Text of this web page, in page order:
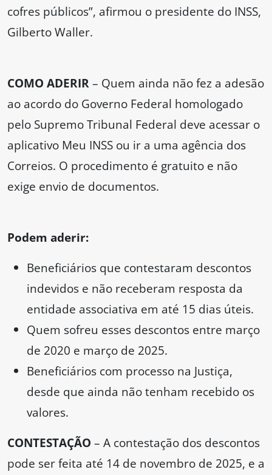
cofres públicos”, afirmou o presidente do INSS,
Gilberto Waller.
COMO ADERIR– Quem ainda não fez a adesão
ao acordo do Governo Federal homologado
pelo Supremo Tribunal Federal deve acessar o
aplicativo Meu INSS ou ir a uma agência dos
Correios. O procedimento é gratuito e não
exige envio de documentos.
Podem aderir:
Beneficiários que contestaram descontos
indevidos e não receberam resposta da
entidade associativa em até 15 dias úteis.
Quem sofreu esses descontos entre março
de 2020 e março de 2025.
Beneficiários com processo na Justiça,
desde que ainda não tenham recebido os
valores.
CONTESTAÇÃO – A contestação dos descontos
pode ser feita até 14 de novembro de 2025, e a